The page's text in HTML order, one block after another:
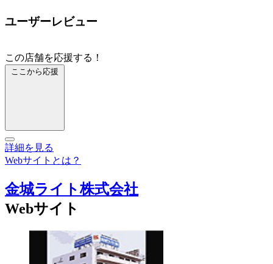
ユーザーレビュー
この店舗を応援する！
ここから応援
詳細を見る
Webサイトとは？
金城ライト株式会社
Webサイト